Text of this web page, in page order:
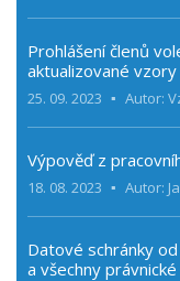
Prohlášení členů
aktualizované vzory
25. 09. 2023 Autor:
Výpověď z
18. 08. 2023 Autor:
Datové schránky
a všechny